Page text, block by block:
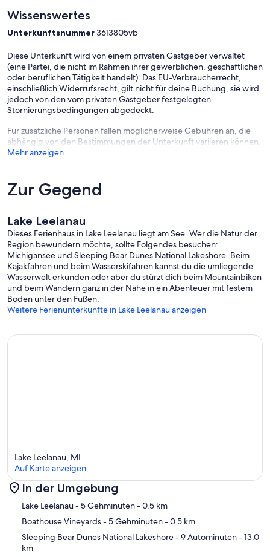
Wissenswertes
Unterkunftsnummer3613805vb
Diese Unterkunft wird von einem privaten Gastgeber verwaltet
(eine Partei, die nicht im Rahmen ihrer gewerblichen, geschäftlichen
oder beruflichen Tätigkeit handelt). Das EU-Verbraucherrecht,
einschließlich Widerrufsrecht, gilt nicht für deine Buchung, sie wird
jedoch von den vom privaten Gastgeber festgelegten
Stornierungsbedingungen abgedeckt.
Für zusätzliche Personen fallen möglicherweise Gebühren an, die
abhängig von den Bestimmungen der Unterkunft variieren können.
Mehr anzeigen
Zur Gegend
Lake Leelanau
Dieses Ferienhaus in Lake Leelanau liegt am See. Wer die Natur der
Region bewundern möchte, sollte Folgendes besuchen:
Michigansee und Sleeping Bear Dunes National Lakeshore. Beim
Kajakfahren und beim Wasserskifahren kannst du die umliegende
Wasserwelt erkunden oder aber du stürzt dich beim Mountainbiken
und beim Wandern ganz in der Nähe in ein Abenteuer mit festem
Boden unter den Füßen.
Weitere Ferienunterkünfte in Lake Leelanau anzeigen
Karte
Lake Leelanau, MI
Auf Karte anzeigen
In der Umgebung
Lake Leelanau - 5 Gehminuten- 0.5 km
Boathouse Vineyards- 5 Gehminuten- 0.5 km
Sleeping Bear Dunes National Lakeshore- 9 Autominuten- 13.0
km